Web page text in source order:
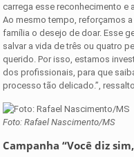
carrega esse reconhecimento e
Ao mesmo tempo, reforçamos
família o desejo de doar. Esse
salvar a vida de três ou quatro
querido. Por isso, estamos
dos profissionais, para que
processo tão delicado.”,
Foto: Rafael Nascimento/MS
Campanha “Você diz